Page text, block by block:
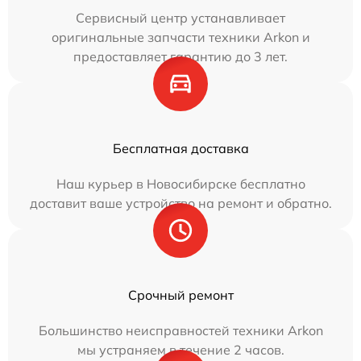
Сервисный центр устанавливает
оригинальные запчасти техники Arkon и
предоставляет гарантию до 3 лет.
Бесплатная доставка
Наш курьер в Новосибирске бесплатно
доставит ваше устройство на ремонт и обратно.
Срочный ремонт
Большинство неисправностей техники Arkon
мы устраняем в течение 2 часов.